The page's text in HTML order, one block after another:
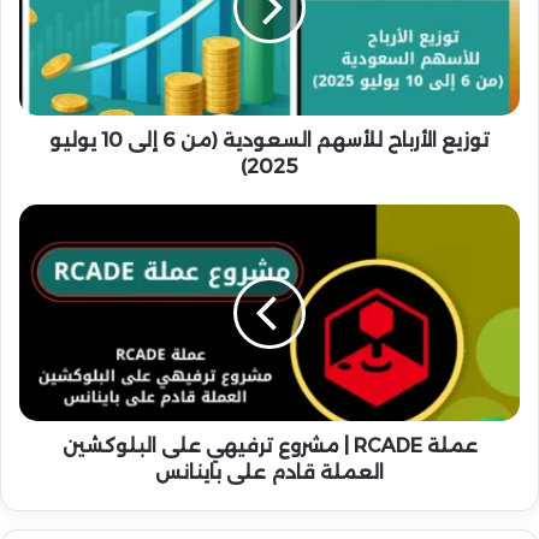
ا
ر
ل
ه
س
توزيع الأرباح للأسهم السعودية (من 6 إلى 10 يوليو
2025)
ع
D
E
عملة RCADE | مشروع ترفيهي على البلوكشين
العملة قادم على باينانس